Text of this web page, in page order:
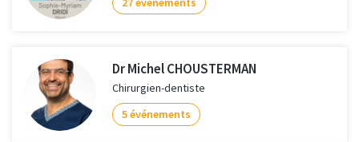
Dr Michel CHOUSTERMAN
Chirurgien-dentiste
5 événements